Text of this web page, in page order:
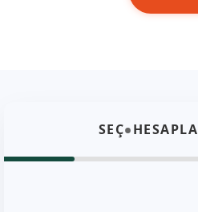
SEÇ•HESAPLA